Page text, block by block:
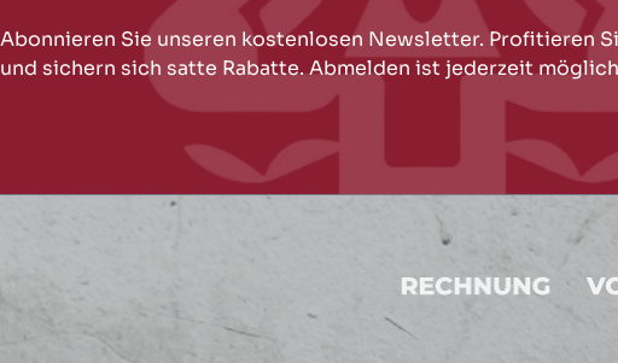
Abonnieren Sie unseren kostenlosen Newsletter. Profitieren
und sichern sich satte Rabatte. Abmelden ist jederzeit möglich